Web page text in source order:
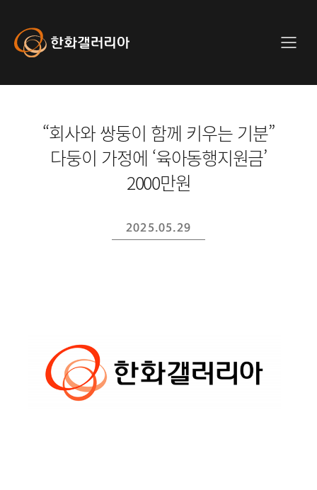
전
“회사와 쌍둥이 함께 키우는 기분”
다둥이 가정에 ‘육아동행지원금’
2000만원
2025.05.29